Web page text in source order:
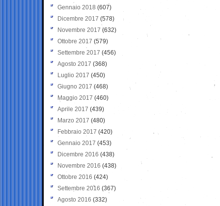
Gennaio 2018 (607)
Dicembre 2017 (578)
Novembre 2017 (632)
Ottobre 2017 (579)
Settembre 2017 (456)
Agosto 2017 (368)
Luglio 2017 (450)
Giugno 2017 (468)
Maggio 2017 (460)
Aprile 2017 (439)
Marzo 2017 (480)
Febbraio 2017 (420)
Gennaio 2017 (453)
Dicembre 2016 (438)
Novembre 2016 (438)
Ottobre 2016 (424)
Settembre 2016 (367)
Agosto 2016 (332)